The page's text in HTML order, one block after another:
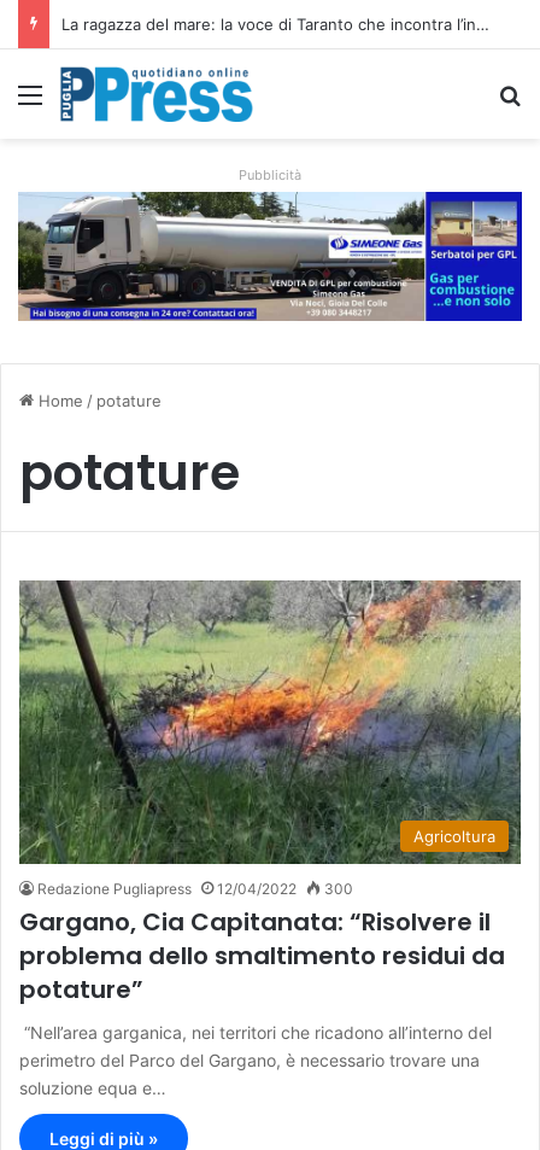
La ragazza del mare: la voce di Taranto che incontra l’indie pop e racconta rinascite
Menu
Pubblicità
Home / potature
potature
Agricoltura
Redazione Pugliapress 12/04/2022 300
Gargano, Cia Capitanata: “Risolvere il
problema dello smaltimento residui da
potature”
“Nell’area garganica, nei territori che ricadono all’interno del
perimetro del Parco del Gargano, è necessario trovare una
soluzione equa e…
Leggi di più »